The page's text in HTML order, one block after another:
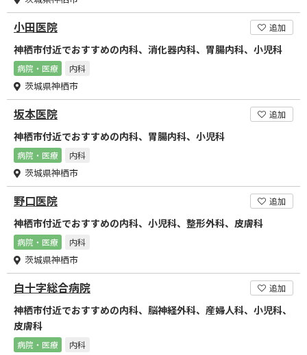
小田医院 追加
神栖市付近でおすすめの内科、消化器内科、胃腸内科、小児科
病院・医療 内科
茨城県神栖市
坂本医院 追加
神栖市付近でおすすめの内科、胃腸内科、小児科
病院・医療 内科
茨城県神栖市
野口医院 追加
神栖市付近でおすすめの内科、小児科、整形外科、皮膚科
病院・医療 内科
茨城県神栖市
白十字総合病院 追加
神栖市付近でおすすめの内科、脳神経外科、産婦人科、小児科、
皮膚科
病院・医療 内科